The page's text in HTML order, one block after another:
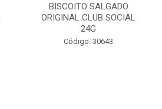
BISCOITO SALGADO
ORIGINAL CLUB SOCIAL
24G
Código: 30643